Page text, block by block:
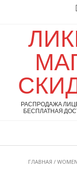
РАСПРОДАЖА
БЕСПЛАТНАЯ
ГЛАВНАЯ / WOMEN